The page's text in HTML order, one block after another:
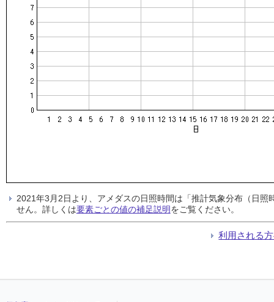
2021年3月2日より、アメダスの日照時間は「推計気象分布（日
せん。詳しくは要素ごとの値の補足説明をご覧ください。
利用される